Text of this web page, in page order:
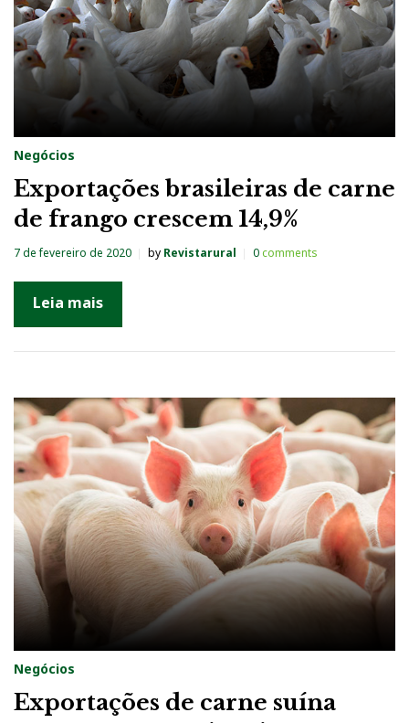
Negócios
Exportações brasileiras de carne
de frango crescem 14,9%
7 de fevereiro de 2020 by Revistarural 0comments
Leia mais
Negócios
Exportações de carne suína